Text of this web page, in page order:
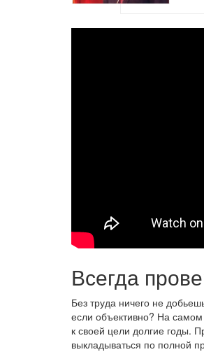
Всегда
Без труда ничего не
если объективно? На
к своей цели долгие годы.
выкладываться по полной